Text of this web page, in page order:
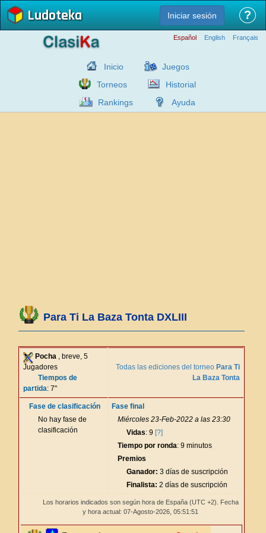
Ludoteka Iniciar sesión ?
Español English Français
Inicio
Juegos
Torneos
Historial
Rankings
Ayuda
Para Ti La Baza Tonta DXLIII
Pocha , breve, 5
Jugadores
Tiempos de
partida: 7"
Todas las ediciones del torneo Para Ti
La Baza Tonta
Fase de clasificación
No hay fase de
clasificación
Fase final
Miércoles 23-Feb-2022 a las 23:30
Vidas: 9 [?]
Tiempo por ronda: 9 minutos
Premios
Ganador: 3 días de suscripción
Finalista: 2 días de suscripción
Los horarios indicados son según hora de España (UTC +2). Fecha
y hora actual: 07-Agosto-2026, 05:51:51